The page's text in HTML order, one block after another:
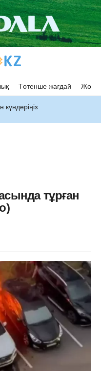
Төтенше жағдай Жол
күндеріңіз
тұрған